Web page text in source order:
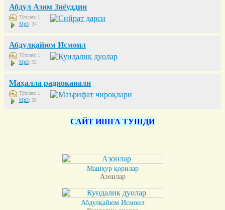
Абдул Азим Зиёуддин
Тўплам: 1
Mp3: 24
Абдулқайюм Исмоил
Тўплам: 1
Mp3: 32
Маҳалла радиоканали
Тўплам: 1
Mp3: 28
САЙТ ИШГА ТУШДИ
Машҳур қорилар
Азонлар
Абдулқайюм Исмоил